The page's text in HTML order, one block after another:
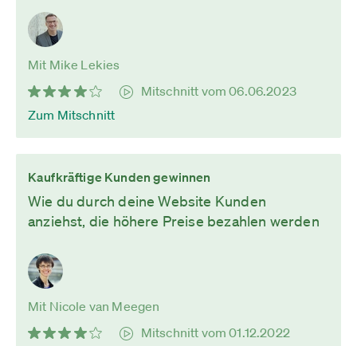
Mit Mike Lekies
Mitschnitt vom 06.06.2023
Zum Mitschnitt
Kaufkräftige Kunden gewinnen
Wie du durch deine Website Kunden
anziehst, die höhere Preise bezahlen werden
Mit Nicole van Meegen
Mitschnitt vom 01.12.2022